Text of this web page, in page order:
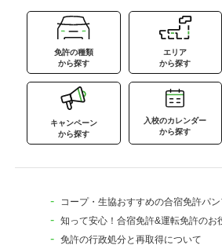
免許の種類
から探す
エリア
から探す
キャンペーン
から探す
入校のカレンダー
から探す
コープ・生協おすすめの合宿免許パン
知って安心！合宿免許&運転免許のお
免許の行政処分と再取得について